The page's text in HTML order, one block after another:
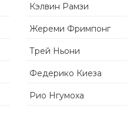
Кэлвин Рамзи
Жереми Фримпонг
Трей Ньони
Федерико Киеза
Рио Нгумоха